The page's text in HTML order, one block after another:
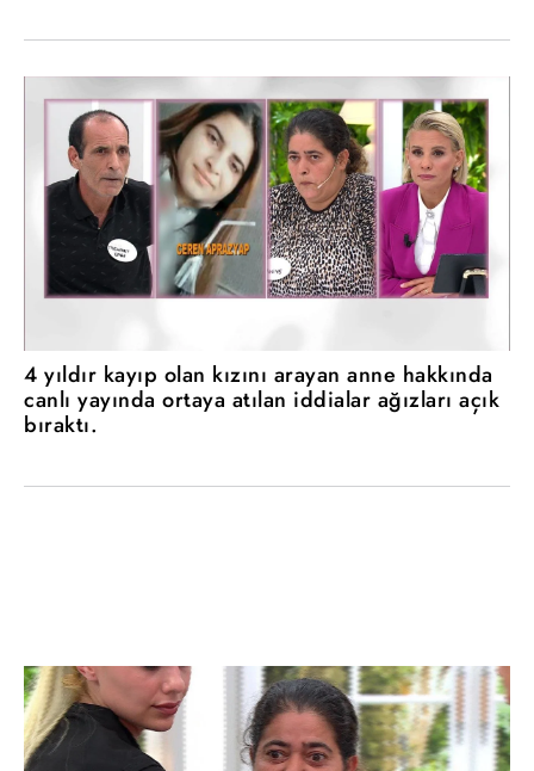
4 yıldır kayıp olan kızını arayan anne hakkında
canlı yayında ortaya atılan iddialar ağızları açık
bıraktı.